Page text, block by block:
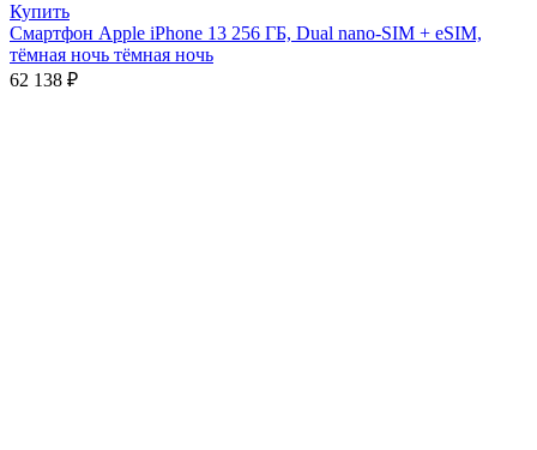
Купить
Смартфон Apple iPhone 13 256 ГБ, Dual nano-SIM + eSIM,
тёмная ночь тёмная ночь
62 138 ₽